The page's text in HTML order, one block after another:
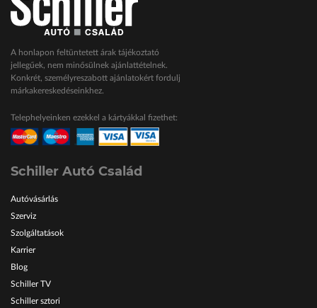
A honlapon feltüntetett árak tájékoztató
jellegűek, nem minősülnek ajánlattételnek.
Konkrét, személyreszabott ajánlatokért fordulj
márkakereskedéseinkhez.
Telephelyeinken ezekkel a kártyákkal fizethet:
Schiller Autó Család
Autóvásárlás
Szerviz
Szolgáltatások
Karrier
Blog
Schiller TV
Schiller sztori